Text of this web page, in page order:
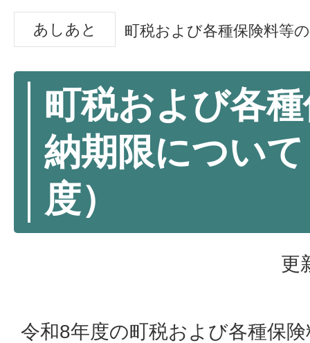
あしあと 町税および各種保険料等
町税および各
納期限につい
度）
更
令和8年度の町税および各種保